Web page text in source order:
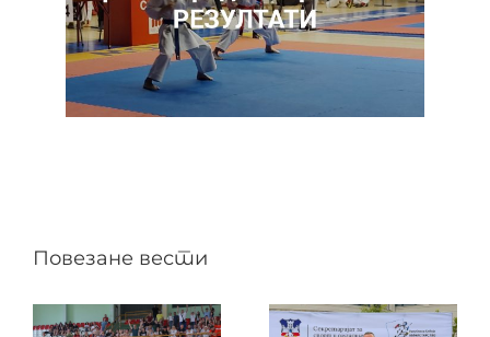
Повезане вести